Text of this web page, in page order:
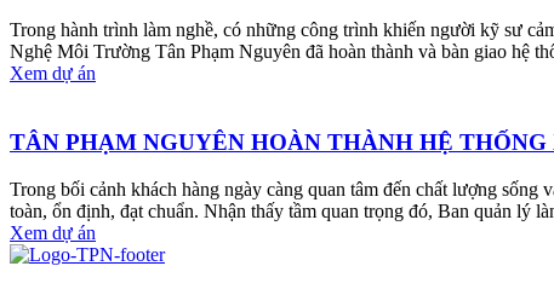
Trong hành trình làm nghề, có những công trình khiến người kỹ sư
Nghệ Môi Trường Tân Phạm Nguyên đã hoàn thành và bàn giao hệ
Xem dự án
TÂN PHẠM NGUYÊN HOÀN THÀNH HỆ
Trong bối cảnh khách hàng ngày càng quan tâm đến chất lượng
toàn, ổn định, đạt chuẩn. Nhận thấy tầm quan trọng đó, Ban quản
Xem dự án